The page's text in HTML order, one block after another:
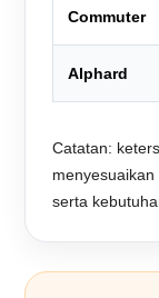
Commuter
Alphard
Catatan:
serta